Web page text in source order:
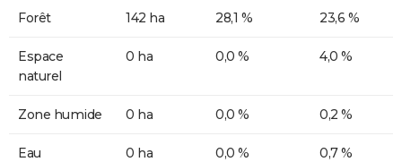
Forêt 142 ha 28,1 % 23,6 %
Espace
naturel
0 ha 0,0 % 4,0 %
Zone humide 0 ha 0,0 % 0,2 %
Eau 0 ha 0,0 % 0,7 %